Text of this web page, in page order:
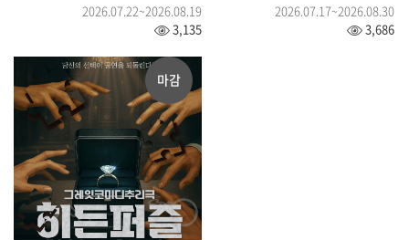
2026.07.22~2026.08.19
3,135
2026.07.17~2026.08.30
3,686
마감